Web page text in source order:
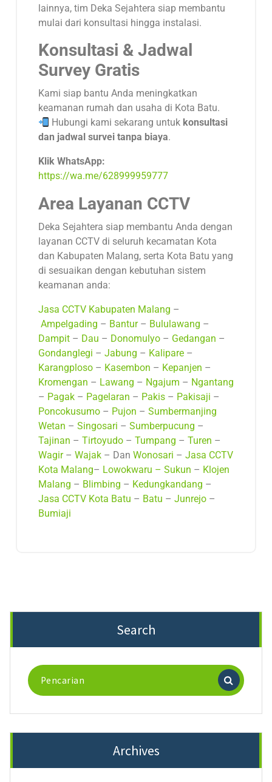
lainnya, tim Deka Sejahtera siap membantu
mulai dari konsultasi hingga instalasi.
Konsultasi & Jadwal
Survey Gratis
Kami siap bantu Anda meningkatkan
keamanan rumah dan usaha di Kota Batu.
Hubungi kami sekarang untuk konsultasi
dan jadwal survei tanpa biaya.
Klik WhatsApp:
https://wa.me/628999959777
Area Layanan CCTV
Deka Sejahtera siap membantu Anda dengan
layanan CCTV di seluruh kecamatan Kota
dan Kabupaten Malang, serta Kota Batu yang
di sesuaikan dengan kebutuhan sistem
keamanan anda:
Jasa CCTV Kabupaten Malang –
Ampelgading – Bantur– Bululawang –
Dampit – Dau – Donomulyo – Gedangan –
Gondanglegi – Jabung – Kalipare –
Karangploso – Kasembon – Kepanjen –
Kromengan – Lawang – Ngajum – Ngantang
– Pagak – Pagelaran – Pakis – Pakisaji –
Poncokusumo – Pujon – Sumbermanjing
Wetan – Singosari – Sumberpucung –
Tajinan – Tirtoyudo – Tumpang – Turen –
Wagir– Wajak – Dan Wonosari – Jasa CCTV
Kota Malang– Lowokwaru – Sukun – Klojen
Malang – Blimbing – Kedungkandang –
Jasa CCTV Kota Batu – Batu – Junrejo –
Bumiaji
Search
Archives